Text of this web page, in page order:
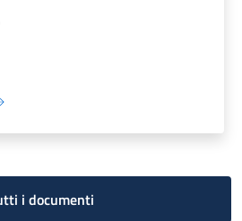
i documenti